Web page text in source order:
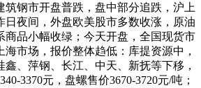
钢市开盘普跌，盘中部分追跌，沪上
日夜间，外盘欧美股市多数收涨，原油
商品小幅收绿；今天开盘，全国现货市
市场，报价整体趋低：库提资源中，
、萍钢、长江、中天、新抚等下移，
3370元，盘螺售价3670-3720元/吨；